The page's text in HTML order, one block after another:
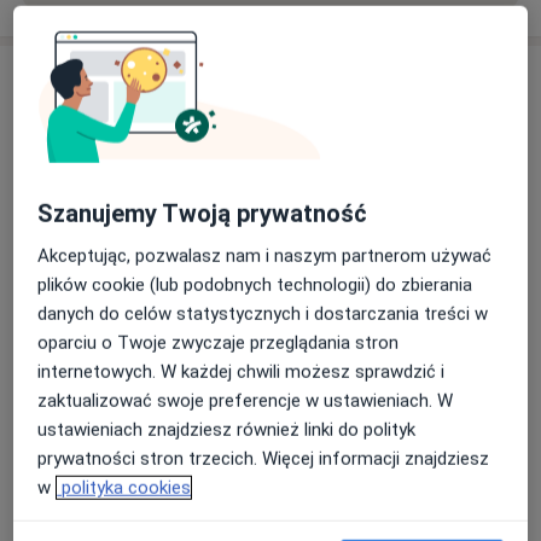
Usługi i ceny
Konsultacja ginekologiczna
250 zł Szczegóły
Badanie drożności jajowodów
metodą HyFoSy
1 000 zł Szczegóły
Umów wizytę
Biopsja endometrium
500 zł Szczegóły Umów wizytę
Biopsja sromu
450 zł Szczegóły Umów wizytę
Szanujemy Twoją prywatność
Akceptując, pozwalasz nam i naszym partnerom używać
plików cookie (lub podobnych technologii) do zbierania
danych do celów statystycznych i dostarczania treści w
oparciu o Twoje zwyczaje przeglądania stron
internetowych. W każdej chwili możesz sprawdzić i
zaktualizować swoje preferencje w ustawieniach. W
ustawieniach znajdziesz również linki do polityk
prywatności stron trzecich. Więcej informacji znajdziesz
w polityka cookies